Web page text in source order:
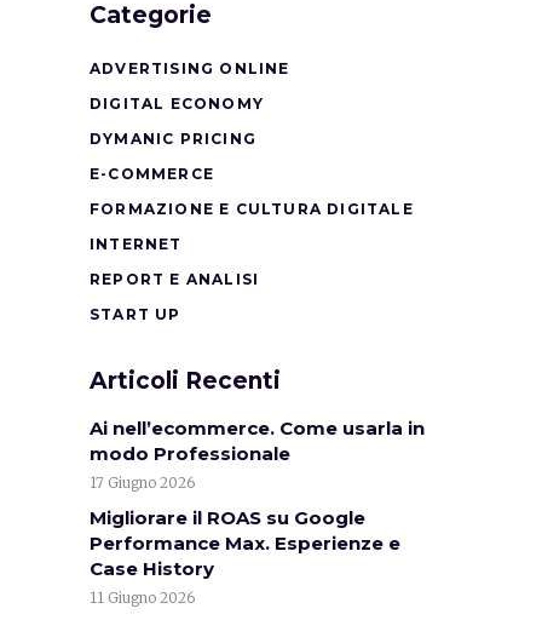
Categorie
ADVERTISING ONLINE
DIGITAL ECONOMY
DYMANIC PRICING
E-COMMERCE
FORMAZIONE E CULTURA DIGITALE
INTERNET
REPORT E ANALISI
START UP
Articoli Recenti
Ai nell’ecommerce. Come usarla in
modo Professionale
17 Giugno 2026
Migliorare il ROAS su Google
Performance Max. Esperienze e
Case History
11 Giugno 2026